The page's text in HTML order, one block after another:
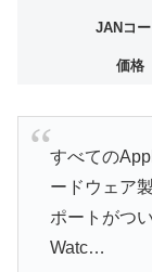
JANコ
価格
すべての
ードウェア
ポートがつ
Watc…